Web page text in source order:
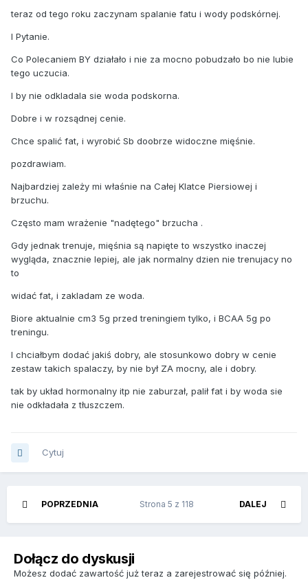
teraz od tego roku zaczynam spalanie fatu i wody podskórnej.
I Pytanie.
Co Polecaniem BY działało i nie za mocno pobudzało bo nie lubie
tego uczucia.
I by nie odkladala sie woda podskorna.
Dobre i w rozsądnej cenie.
Chce spalić fat, i wyrobić Sb doobrze widoczne mięśnie.
pozdrawiam.
Najbardziej zależy mi właśnie na Całej Klatce Piersiowej i
brzuchu.
Często mam wrażenie "nadętego" brzucha .
Gdy jednak trenuje, mięśnia są napięte to wszystko inaczej
wygląda, znacznie lepiej, ale jak normalny dzien nie trenujacy no
to
widać fat, i zakladam ze woda.
Biore aktualnie cm3 5g przed treningiem tylko, i BCAA 5g po
treningu.
I chciałbym dodać jakiś dobry, ale stosunkowo dobry w cenie
zestaw takich spalaczy, by nie był ZA mocny, ale i dobry.
tak by układ hormonalny itp nie zaburzał, palił fat i by woda sie
nie odkładała z tłuszczem.
Cytuj
POPRZEDNIA DALEJ
Strona 5 z 118
Dołącz do dyskusji
Możesz dodać zawartość już teraz a zarejestrować się później.